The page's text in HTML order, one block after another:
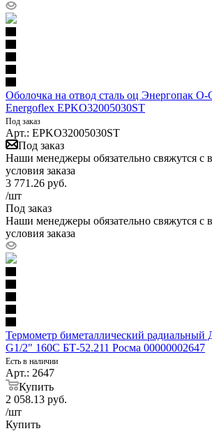
Оболочка на отвод сталь оц Энергопак
Energoflex EPKO32005030ST
Под заказ
Арт.: EPKO32005030ST
Под заказ
Наши менеджеры обязательно свяжутся с
условия заказа
3 771.26 руб.
/шт
Под заказ
Наши менеджеры обязательно свяжутся с
условия заказа
Термометр биметаллический
G1/2" 160С БТ-52.211 Росма 00000002647
Есть в наличии
Арт.: 2647
Купить
2 058.13 руб.
/шт
Купить